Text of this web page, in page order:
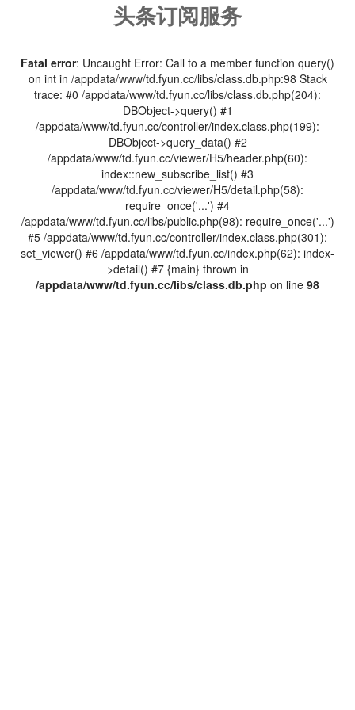
头条订阅服务
Fatal error: Uncaught Error: Call to a member function query()
on int in /appdata/www/td.fyun.cc/libs/class.db.php:98 Stack
trace: #0 /appdata/www/td.fyun.cc/libs/class.db.php(204):
DBObject->query() #1
/appdata/www/td.fyun.cc/controller/index.class.php(199):
DBObject->query_data() #2
/appdata/www/td.fyun.cc/viewer/H5/header.php(60):
index::new_subscribe_list() #3
/appdata/www/td.fyun.cc/viewer/H5/detail.php(58):
require_once('...') #4
/appdata/www/td.fyun.cc/libs/public.php(98): require_once('...')
#5 /appdata/www/td.fyun.cc/controller/index.class.php(301):
set_viewer() #6 /appdata/www/td.fyun.cc/index.php(62): index-
>detail() #7 {main} thrown in
/appdata/www/td.fyun.cc/libs/class.db.php on line 98